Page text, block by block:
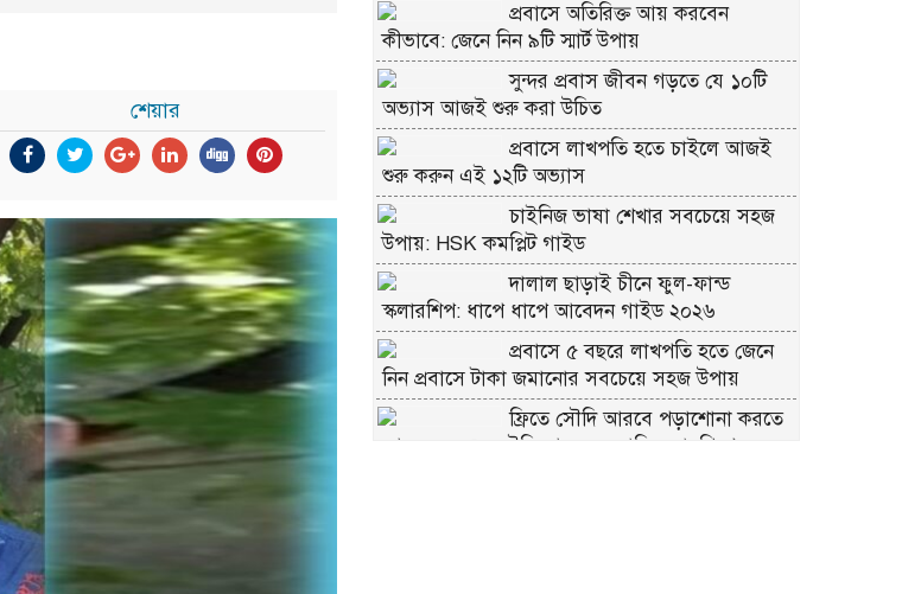
শেয়ার
প্রবাসে অতিরিক্ত আয় করবেন
কীভাবে: জেনে নিন ৯টি স্মার্ট উপায়
সুন্দর প্রবাস জীবন গড়তে যে ১০টি
অভ্যাস আজই শুরু করা উচিত
প্রবাসে লাখপতি হতে চাইলে আজই
শুরু করুন এই ১২টি অভ্যাস
চাইনিজ ভাষা শেখার সবচেয়ে সহজ
উপায়: HSK কমপ্লিট গাইড
দালাল ছাড়াই চীনে ফুল-ফান্ড
স্কলারশিপ: ধাপে ধাপে আবেদন গাইড ২০২৬
প্রবাসে ৫ বছরে লাখপতি হতে জেনে
নিন প্রবাসে টাকা জমানোর সবচেয়ে সহজ উপায়
ফ্রিতে সৌদি আরবে পড়াশোনা করতে
আবেদন করুন সৌদি আরব সরকারি স্কলারশিপে